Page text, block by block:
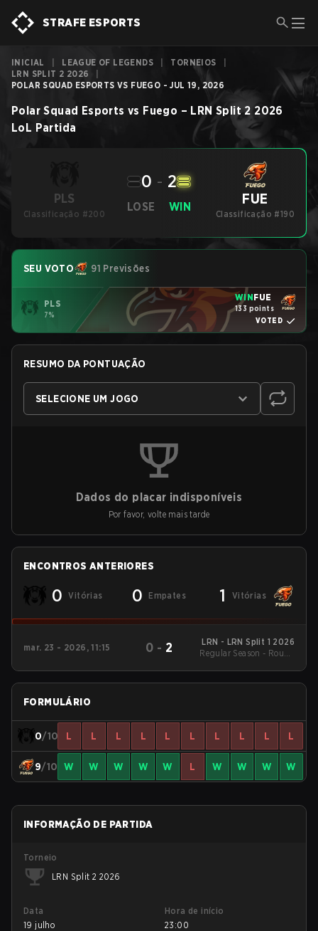
STRAFE ESPORTS
INICIAL LEAGUE OF LEGENDS TORNEIOS
LRN SPLIT 2 2026
POLAR SQUAD ESPORTS VS FUEGO - JUL 19, 2026
Polar Squad Esports vs Fuego – LRN Split 2 2026
LoL Partida
PLS
Classificação #200
LOSE
0 - 2
WIN FUE
Classificação #190
SEU VOTO 91 Previsões
PLS
7%
WINFUE
133 points
VOTED
RESUMO DA PONTUAÇÃO
SELECIONE UM JOGO
Dados do placar indisponíveis
Por favor, volte mais tarde
ENCONTROS ANTERIORES
0 Vitórias 0 Empates 1 Vitórias
mar. 23 - 2026, 11:15 0 - 2
LRN - LRN Split 1 2026
Regular Season - Round
FORMULÁRIO
0/10 L L L L L L L L L L
9/10 W W W W W L W W W W
INFORMAÇÃO DE PARTIDA
Torneio
LRN Split 2 2026
Data
19 julho
Hora de início
23:00